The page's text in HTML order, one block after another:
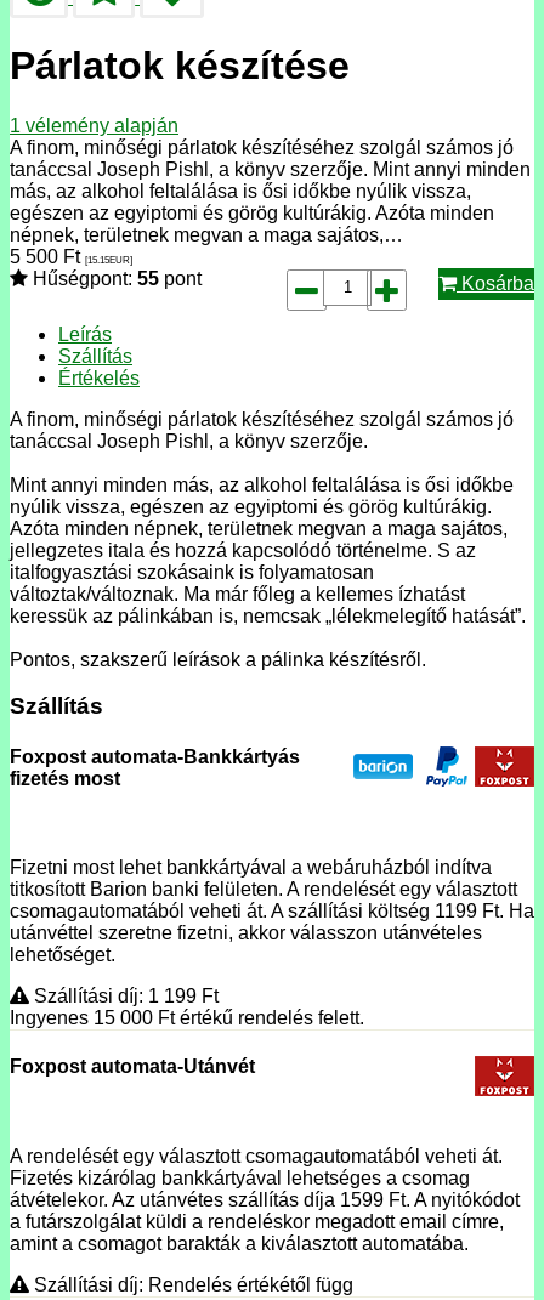
Párlatok készítése
1 vélemény alapján
A finom, minőségi párlatok készítéséhez szolgál számos jó
tanáccsal Joseph Pishl, a könyv szerzője. Mint annyi minden
más, az alkohol feltalálása is ősi időkbe nyúlik vissza,
egészen az egyiptomi és görög kultúrákig. Azóta minden
népnek, területnek megvan a maga sajátos,…
5 500 Ft [15.15EUR]
Hűségpont: 55 pont Kosárba
Leírás
Szállítás
Értékelés
A finom, minőségi párlatok készítéséhez szolgál számos jó
tanáccsal Joseph Pishl, a könyv szerzője.
Mint annyi minden más, az alkohol feltalálása is ősi időkbe
nyúlik vissza, egészen az egyiptomi és görög kultúrákig.
Azóta minden népnek, területnek megvan a maga sajátos,
jellegzetes itala és hozzá kapcsolódó történelme. S az
italfogyasztási szokásaink is folyamatosan
változtak/változnak. Ma már főleg a kellemes ízhatást
keressük az pálinkában is, nemcsak „lélekmelegítő hatását”.
Pontos, szakszerű leírások a pálinka készítésről.
Szállítás
Foxpost automata-Bankkártyás
fizetés most
Fizetni most lehet bankkártyával a webáruházból indítva
titkosított Barion banki felületen. A rendelését egy választott
csomagautomatából veheti át. A szállítási költség 1199 Ft. Ha
utánvéttel szeretne fizetni, akkor válasszon utánvételes
lehetőséget.
Szállítási díj: 1 199 Ft
Ingyenes 15 000 Ftértékű rendelés felett.
Foxpost automata-Utánvét
A rendelését egy választott csomagautomatából veheti át.
Fizetés kizárólag bankkártyával lehetséges a csomag
átvételekor. Az utánvétes szállítás díja 1599 Ft. A nyitókódot
a futárszolgálat küldi a rendeléskor megadott email címre,
amint a csomagot barakták a kiválasztott automatába.
Szállítási díj: Rendelés értékétől függ